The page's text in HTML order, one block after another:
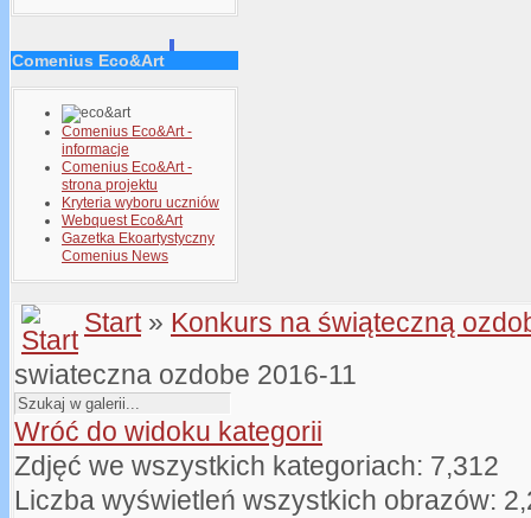
Comenius Eco&Art
Comenius Eco&Art -
informacje
Comenius Eco&Art -
strona projektu
Kryteria wyboru uczniów
Webquest Eco&Art
Gazetka Ekoartystyczny
Comenius News
Start» Konkurs na świąteczną
swiateczna ozdobe 2016-11
Wróć do widoku kategorii
Zdjęć we wszystkich kategoriach: 7,312
Liczba wyświetleń wszystkich obrazów: